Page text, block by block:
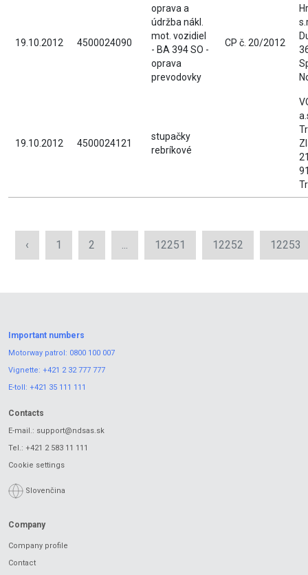
19.10.2012 4500024090
oprava a
údržba nákl.
mot. vozidiel
- BA 394 SO -
oprava
prevodovky
CP č. 20/2012
19.10.2012 4500024121
stupačky
rebríkové
‹ 1 2 ... 12251 12252 12253
Important numbers
Motorway patrol: 0800 100 007
Vignette: +421 2 32 777 777
E-toll: +421 35 111 111
Contacts
E-mail.: support@ndsas.sk
Tel.: +421 2 583 11 111
Cookie settings
Slovenčina
Company
Company profile
Contact